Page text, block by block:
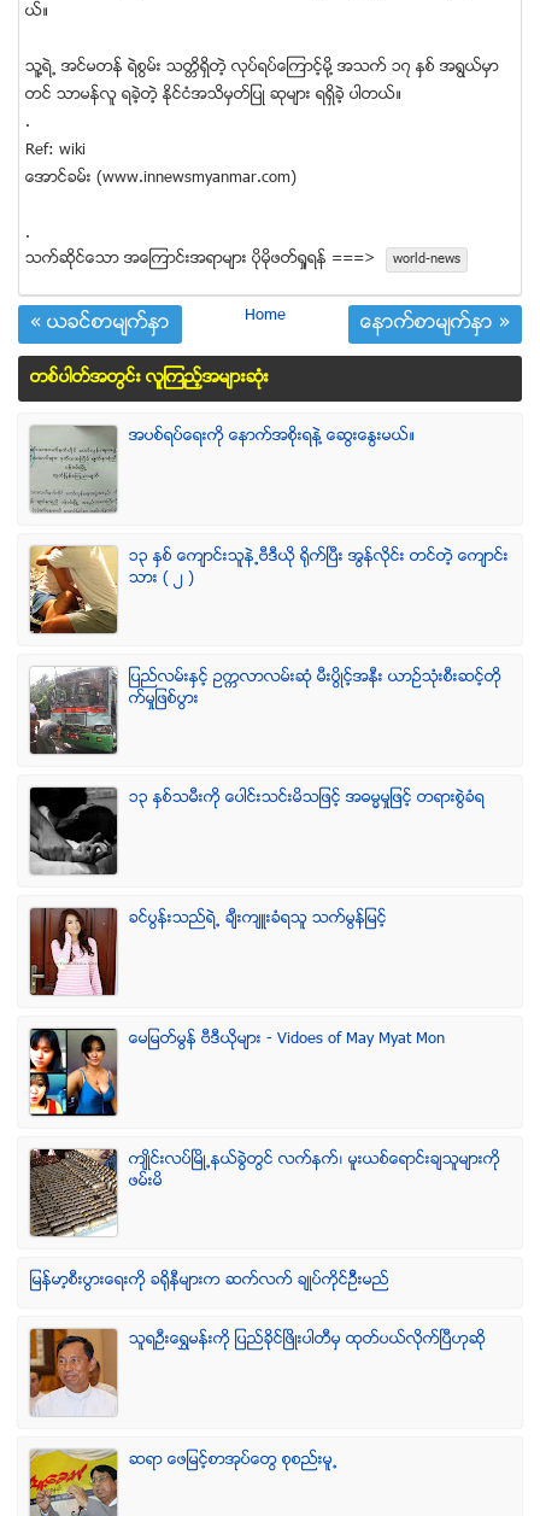
ယ္။
သူ႔ရဲ႕ အင္မတန္ ရဲစြမ္း သတၱိရွိတဲ့ လုပ္ရပ္ေၾကာင့္မို႔ အသက္ ၁၇ ႏွစ္ အရြယ္မွာ
တင္ သာမန္လူ ရခဲ့တဲ့ ႏိုင္ငံအသိမွတ္ျပဳ ဆုမ်ား ရရွိခဲ့ ပါတယ္။
.
Ref: wiki
ေအာင္ခမ္း (www.innewsmyanmar.com)
.
သက္ဆုိင္ေသာ အေၾကာင္းအရာမ်ား ပုိမုိဖတ္ရႈရန္ ===>
world-news
« ယခင္စာမ်က္ႏွာ Home ေနာက္စာမ်က္ႏွာ »
တစ္ပါတ္အတြင္း လူၾကည့္အမ်ားဆံုး
အပစ္ရပ္ေရးကို ေနာက္အစိုးရနဲ႔ ေဆြးေႏြးမယ္။
၁၃ ႏွစ္ ေက်ာင္းသူနဲ႕ဗီဒီယို ရိုက္ျပီး အြန္လိုင္း တင္တဲ့ ေက်ာင္း
သား ( ၂ )
ျပည္လမ္းႏွင့္ ဥကၠလာလမ္းဆုံ မီးပြိဳင့္အနီး ယာဥ္သုံးစီးဆင့္တို
က္မႈျဖစ္ပြား
၁၃ ႏွစ္သမီးကို ေပါင္းသင္းမိသျဖင့္ အဓမၼမႈျဖင့္ တရားစြဲခံရ
ခင္ပြန္းသည္ရဲ႕ ခ်ီးက်ဴးခံရသူ သက္မြန္ျမင့္
ေမျမတ္မြန္ ဗီဒီယုိမ်ား - Vidoes of May Myat Mon
က်ဳိင္းလပ္ၿမိဳ႕နယ္ခြဲတြင္ လက္နက္၊ မူးယစ္ေရာင္းခ်သူမ်ားကို
ဖမ္းမိ
ျမန္မာ့စီးပြားေရးကို ခရိုနီမ်ားက ဆက္လက္ ခ်ဳပ္ကိုင္ဥိီးမည္
သူရဦးေရႊမန္းကို ျပည္ခိုင္ျဖိဳးပါတီမွ ထုတ္ပယ္လိုက္ျပီဟုဆို
ဆရာ ေဖျမင့္စာအုပ္ေတြ စုစည္းမူ႕